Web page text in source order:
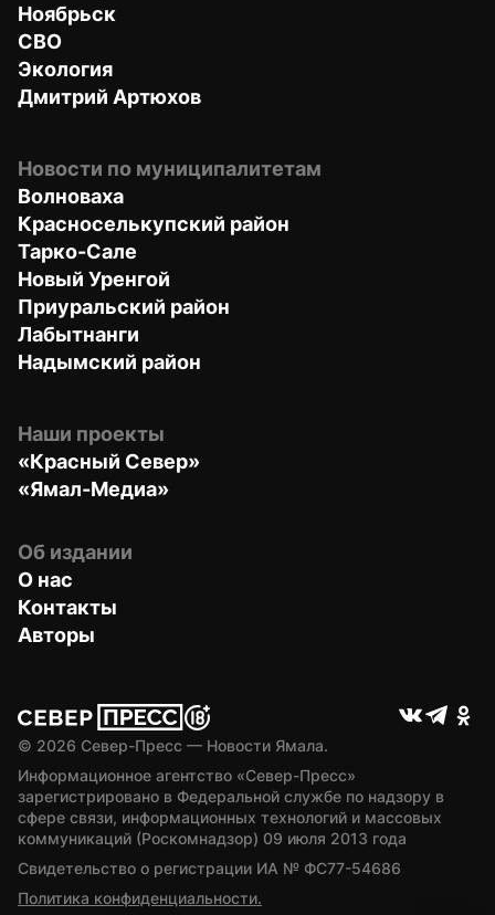
Ноябрьск
СВО
Экология
Дмитрий Артюхов
Новости по муниципалитетам
Волноваха
Красноселькупский район
Тарко-Сале
Новый Уренгой
Приуральский район
Лабытнанги
Надымский район
Наши проекты
«Красный Север»
«Ямал-Медиа»
Об издании
О нас
Контакты
Авторы
© 2026 Север-Пресс — Новости Ямала.
Информационное агентство «Север-Пресс»
зарегистрировано в Федеральной службе по надзору в
сфере связи, информационных технологий и массовых
коммуникаций (Роскомнадзор) 09 июля 2013 года
Свидетельство о регистрации ИА № ФС77-54686
Политика конфиденциальности.